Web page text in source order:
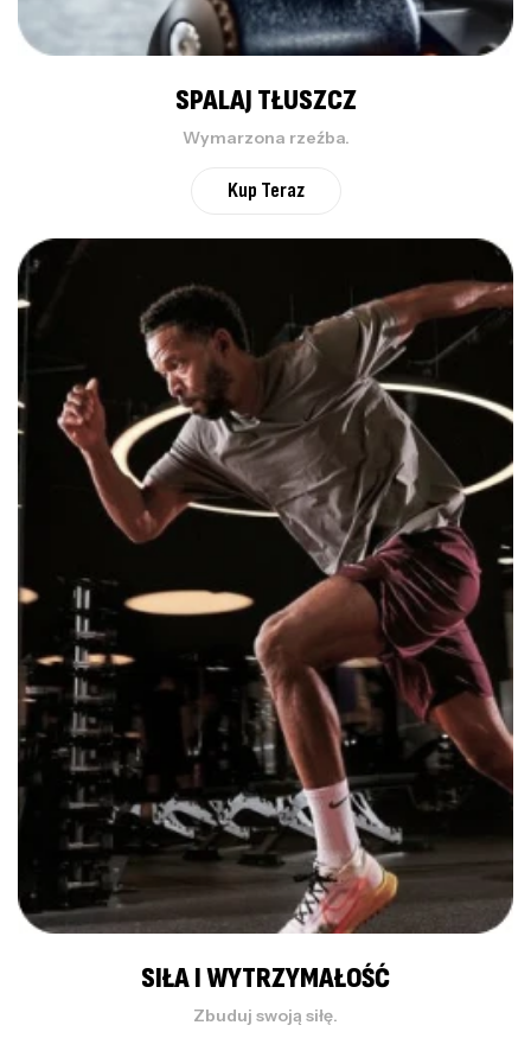
SPALAJ TŁUSZCZ
Wymarzona rzeźba.
Kup Teraz
SIŁA I WYTRZYMAŁOŚĆ
Zbuduj swoją siłę.